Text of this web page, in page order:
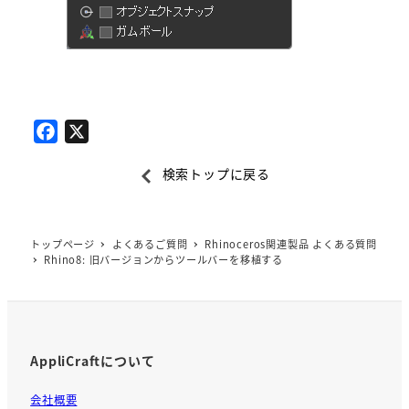
o
検索トップに戻る
トップページ よくあるご質問
Rhinoceros関連製品 よくある質問
Rhino8: 旧バージョンからツールバーを移植する
AppliCraftについて
会社概要